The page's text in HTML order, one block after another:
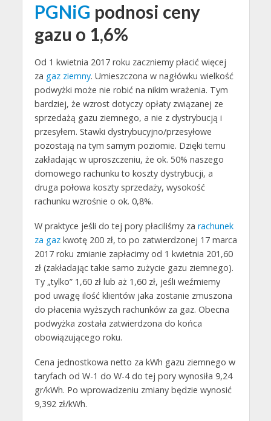
PGNiG podnosi ceny
gazu o 1,6%
Od 1 kwietnia 2017 roku zaczniemy płacić więcej
za gaz ziemny. Umieszczona w nagłówku wielkość
podwyżki może nie robić na nikim wrażenia. Tym
bardziej, że wzrost dotyczy opłaty związanej ze
sprzedażą gazu ziemnego, a nie z dystrybucją i
przesyłem. Stawki dystrybucyjno/przesyłowe
pozostają na tym samym poziomie. Dzięki temu
zakładając w uproszczeniu, że ok. 50% naszego
domowego rachunku to koszty dystrybucji, a
druga połowa koszty sprzedaży, wysokość
rachunku wzrośnie o ok. 0,8%.
W praktyce jeśli do tej pory płaciliśmy za rachunek
za gazkwotę 200 zł, to po zatwierdzonej 17 marca
2017 roku zmianie zapłacimy od 1 kwietnia 201,60
zł (zakładając takie samo zużycie gazu ziemnego).
Ty „tylko” 1,60 zł lub aż 1,60 zł, jeśli weźmiemy
pod uwagę ilość klientów jaka zostanie zmuszona
do płacenia wyższych rachunków za gaz. Obecna
podwyżka została zatwierdzona do końca
obowiązującego roku.
Cena jednostkowa netto za kWh gazu ziemnego w
taryfach od W-1 do W-4 do tej pory wynosiła 9,24
gr/kWh. Po wprowadzeniu zmiany będzie wynosić
9,392 zł/kWh.